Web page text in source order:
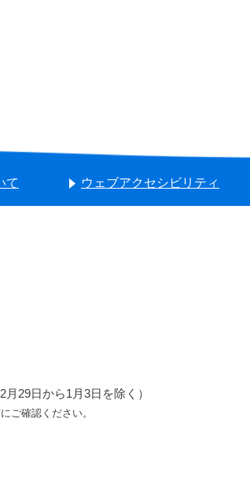
て ウェブアクセシビリティ
29日から1月3日を除く）
ご確認ください。